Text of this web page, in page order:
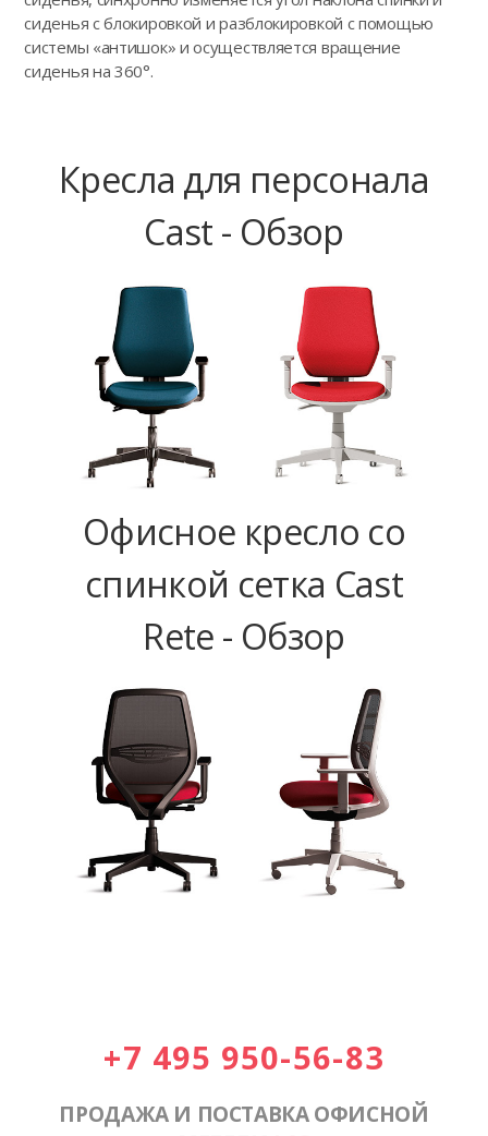
сиденья с блокировкой и разблокировкой с помощью
системы «антишок» и осуществляется вращение
сиденья на 360°.
Кресла для персонала
Cast - Обзор
Офисное кресло со
спинкой сетка Cast
Rete - Обзор
+7 495 950-56-83
ПРОДАЖА И ПОСТАВКА ОФИСНОЙ